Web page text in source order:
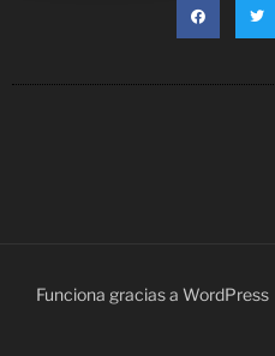
Funciona gracias a WordPress